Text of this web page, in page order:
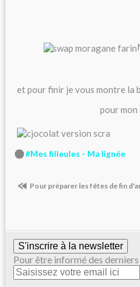
et pour finir je vous montre la
pour
#Mes filleules - Ma lignée
Pour préparer les fêtes de fin
S'inscrire à la newsletter
Pour être informé des